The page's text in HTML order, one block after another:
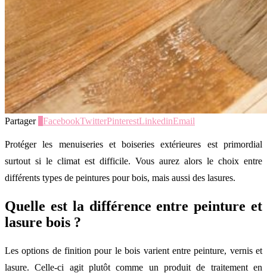
Partager FacebookTwitterPinterestLinkedinEmail
Protéger les menuiseries et boiseries extérieures est primordial
surtout si le climat est difficile. Vous aurez alors le choix entre
différents types de peintures pour bois, mais aussi des lasures.
Quelle est la différence entre peinture et
lasure bois ?
Les options de finition pour le bois varient entre peinture, vernis et
lasure. Celle-ci agit plutôt comme un produit de traitement en